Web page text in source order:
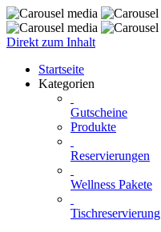
Direkt zum Inhalt
Startseite
Kategorien
Gutscheine
Produkte
Reservierungen
Wellness Pakete
Tischreservierung